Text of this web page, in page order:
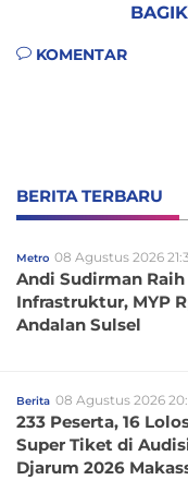
KOMENTAR
BERITA TERBARU
Metro 08 Agustus 2026
Andi Sudirman
Infrastruktur, MYP
Andalan Sulsel
Berita 08 Agustus 2026
233 Peserta, 16
Super Tiket di
Djarum 2026